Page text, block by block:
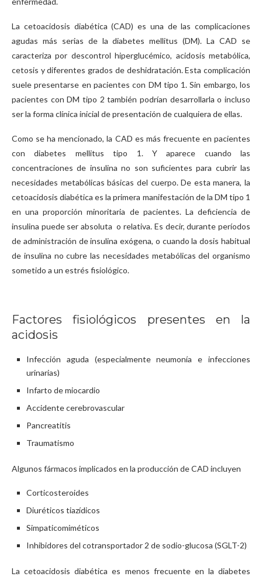
La cetoacidosis diabética (CAD) es una de las complicaciones
agudas más serias de la diabetes mellitus (DM). La CAD se
caracteriza por descontrol hiperglucémico, acidosis metabólica,
cetosis y diferentes grados de deshidratación. Esta complicación
suele presentarse en pacientes con DM tipo 1. Sin embargo, los
pacientes con DM tipo 2 también podrían desarrollarla o incluso
ser la forma clínica inicial de presentación de cualquiera de ellas.
Como se ha mencionado, la CAD es más frecuente en pacientes
con diabetes mellitus tipo 1. Y aparece cuando las
concentraciones de insulina no son suficientes para cubrir las
necesidades metabólicas básicas del cuerpo. De esta manera, la
cetoacidosis diabética es la primera manifestación de la DM tipo 1
en una proporción minoritaria de pacientes. La deficiencia de
insulina puede ser absoluta o relativa. Es decir, durante períodos
de administración de insulina exógena, o cuando la dosis habitual
de insulina no cubre las necesidades metabólicas del organismo
sometido a un estrés fisiológico.
Factores fisiológicos presentes en la
acidosis
Infección aguda (especialmente neumonía e infecciones
urinarias)
Infarto de miocardio
Accidente cerebrovascular
Pancreatitis
Traumatismo
Algunos fármacos implicados en la producción de CAD incluyen
Corticosteroides
Diuréticos tiazídicos
Simpaticomiméticos
Inhibidores del cotransportador 2 de sodio-glucosa (SGLT-2)
La cetoacidosis diabética es menos frecuente en la diabetes